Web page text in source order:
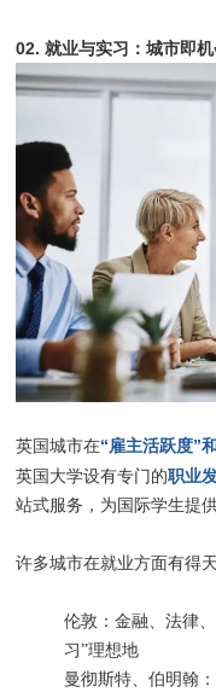
02. 就业与实习：城市即
英国城市在“雇主活跃度”
英国大学设有专门的职业
站式服务，为国际学生提
许多城市在就业方面有得
伦敦：金融、法律
习”理想地
曼彻斯特、伯明翰